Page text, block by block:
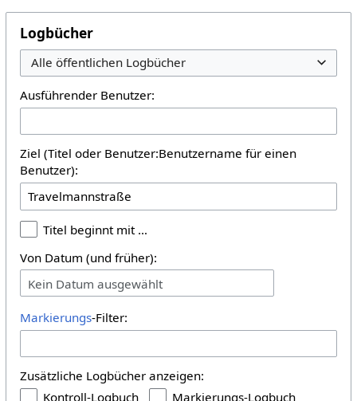
Logbücher
Alle öffentlichen Logbücher
Ausführender Benutzer:
Ziel (Titel oder Benutzer:Benutzername für einen
Benutzer):
Titel beginnt mit …
Von Datum (und früher):
Kein Datum ausgewählt
Markierungs-Filter:
Zusätzliche Logbücher anzeigen:
Kontroll-Logbuch
Markierungs-Logbuch